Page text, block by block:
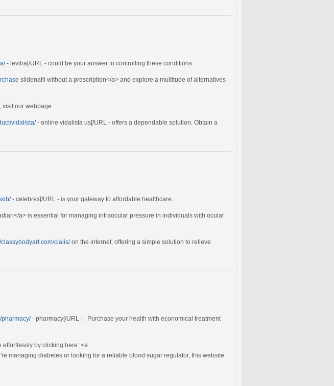
- levitra[/URL - could be your answer to controlling these conditions.
sildenafil without a prescription</a> and explore a multitude of alternatives
visit our webpage.
vidalista/- online vidalista us[/URL - offers a dependable solution. Obtain a
- celebrex[/URL - is your gateway to affordable healthcare.
a> is essential for managing intraocular pressure in individuals with ocular
classybodyart.com/cialis/on the internet, offering a simple solution to relieve
pharmacy/- pharmacy[/URL - . Purchase your health with economical treatment
by clicking here: <a
managing diabetes or looking for a reliable blood sugar regulator, this website